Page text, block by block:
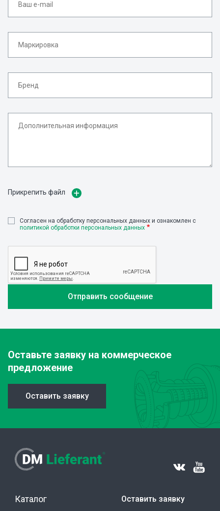
Прикрепить файл
Cогласен на обработку персональных данных и ознакомлен с
политикой обработки персональных данных
Оставьте заявку на коммерческое
предложение
Оставить заявку
Каталог Оставить заявку